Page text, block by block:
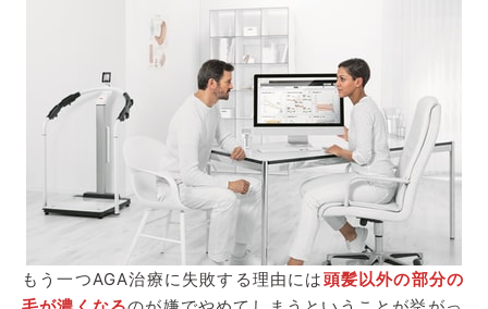
もう一つAGA治療に失敗する理由には頭髪以外の部分の